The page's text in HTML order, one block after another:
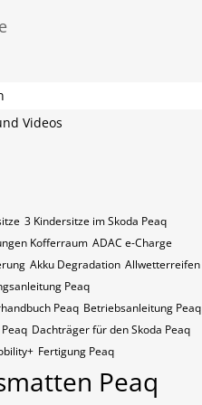
Videos
3 Kindersitze im Skoda Peaq
Kofferraum ADAC e-Charge
Akku Degradation Allwetterreifen
Peaq
Peaq Betriebsanleitung Peaq
Dachträger für den Skoda Peaq
Fertigung Peaq
Peaq